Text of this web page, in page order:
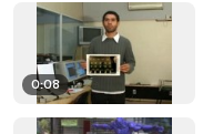
0:08